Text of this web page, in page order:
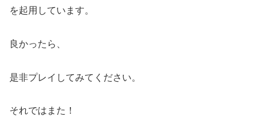
を起用しています。
良かったら、
是非プレイしてみてください。
それではまた！